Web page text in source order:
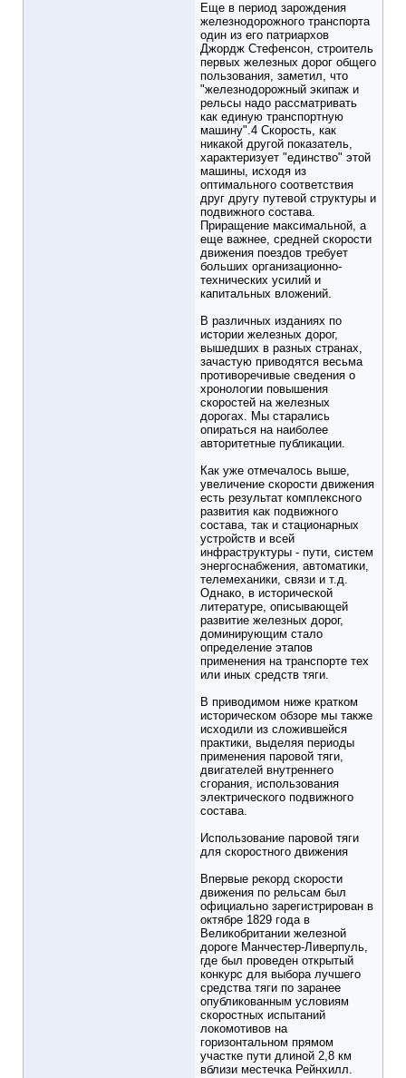
Еще в период зарождения
железнодорожного транспорта
один из его патриархов
Джордж Стефенсон, строитель
первых железных дорог общего
пользования, заметил, что
"железнодорожный экипаж и
рельсы надо рассматривать
как единую транспортную
машину".4 Скорость, как
никакой другой показатель,
характеризует "единство" этой
машины, исходя из
оптимального соответствия
друг другу путевой структуры и
подвижного состава.
Приращение максимальной, а
еще важнее, средней скорости
движения поездов требует
больших организационно-
технических усилий и
капитальных вложений.
В различных изданиях по
истории железных дорог,
вышедших в разных странах,
зачастую приводятся весьма
противоречивые сведения о
хронологии повышения
скоростей на железных
дорогах. Мы старались
опираться на наиболее
авторитетные публикации.
Как уже отмечалось выше,
увеличение скорости движения
есть результат комплексного
развития как подвижного
состава, так и стационарных
устройств и всей
инфраструктуры - пути, систем
энергоснабжения, автоматики,
телемеханики, связи и т.д.
Однако, в исторической
литературе, описывающей
развитие железных дорог,
доминирующим стало
определение этапов
применения на транспорте тех
или иных средств тяги.
В приводимом ниже кратком
историческом обзоре мы также
исходили из сложившейся
практики, выделяя периоды
применения паровой тяги,
двигателей внутреннего
сгорания, использования
электрического подвижного
состава.
Использование паровой тяги
для скоростного движения
Впервые рекорд скорости
движения по рельсам был
официально зарегистрирован в
октябре 1829 года в
Великобритании железной
дороге Манчестер-Ливерпуль,
где был проведен открытый
конкурс для выбора лучшего
средства тяги по заранее
опубликованным условиям
скоростных испытаний
локомотивов на
горизонтальном прямом
участке пути длиной 2,8 км
вблизи местечка Рейнхилл.